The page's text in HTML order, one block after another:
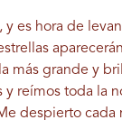
y es hora de
más grande y
y reímos toda la
despierto cada